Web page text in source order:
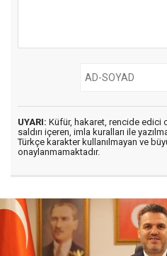
UYARI: Küfür, hakaret, rencide edici
saldırı içeren, imla kuralları ile
Türkçe karakter kullanılmayan ve
onaylanmamaktadır.